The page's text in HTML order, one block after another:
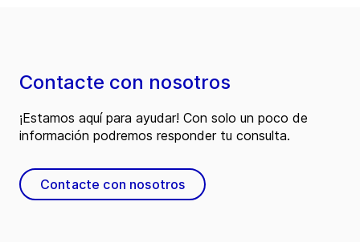
Contacte con nosotros
¡Estamos aquí para ayudar! Con solo un poco de
información podremos responder tu consulta.
Contacte con nosotros